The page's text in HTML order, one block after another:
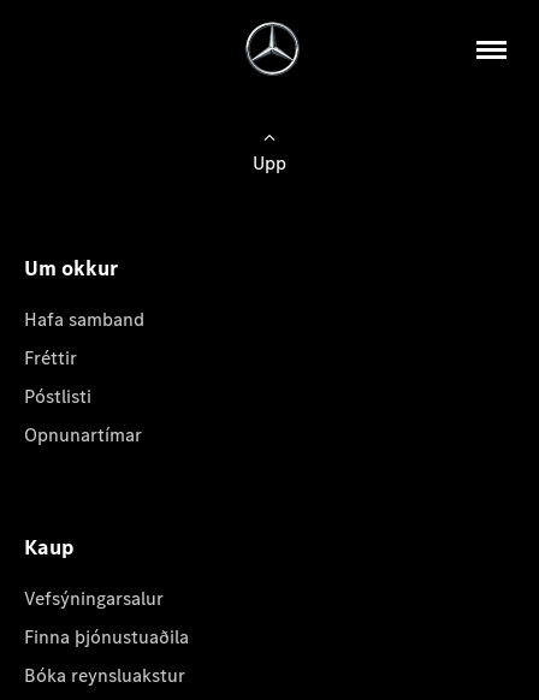
Upp
Um okkur
Hafa samband
Fréttir
Póstlisti
Opnunartímar
Kaup
Vefsýningarsalur
Finna þjónustuaðila
Bóka reynsluakstur